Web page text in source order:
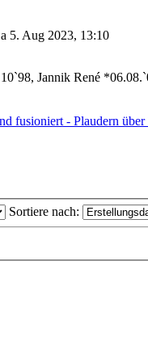
5. Aug 2023, 13:10
Jannik René
fusioniert - Plaudern
Sortiere nach: